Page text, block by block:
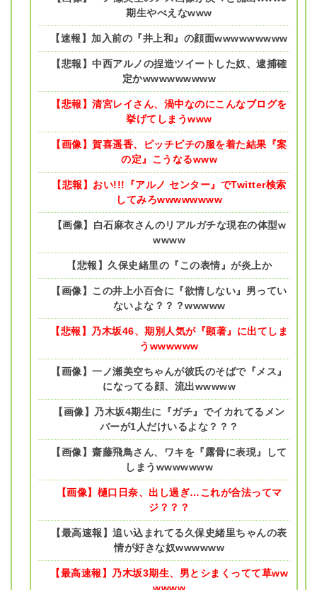
期生やべえなwww
【速報】加入前の『井上和』の顔面wwwwwwwww
【悲報】中西アルノの捏造ツイートした奴、逮捕確
定かwwwwwwwww
【悲報】清宮レイさん、渦中なのにこんなブログを
挙げてしまうwww
【画像】賀喜遥香、ピッチピチの服を着た結果『案
の定』こうなるwww
【悲報】おい!!!『アルノ センター』でTwitter検索
してみろwwwwwwww
【画像】白石麻衣さんのリアルガチな現在の体型w
wwww
【悲報】久保史緒里の『この表情』が炎上か
【画像】この井上小百合に『欲情しない』男ってい
ないよな？？？wwwww
【悲報】乃木坂46、期別人気が『顕著』に出てしま
うwwwwww
【画像】一ノ瀬美空ちゃんが彼氏のそばで『メス』
になってる顔、流出wwwww
【画像】乃木坂4期生に『ガチ』でイカれてるメン
バーが1人だけいるよな？？？
【画像】齋藤飛鳥さん、ワキを『露骨に表現』して
しまうwwwwwww
【画像】樋口日奈、出し過ぎ…これが合法ってマ
ジ？？？
【最高速報】追い込まれてる久保史緒里ちゃんの表
情が好きな奴wwwwww
【最高速報】乃木坂3期生、男とシまくってて草ww